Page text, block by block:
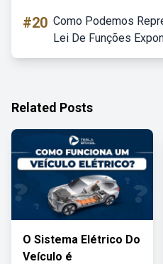
#20 Como Podemos
Lei De Funções
Related Posts
O Sistema Elétrico Do
Veículo é